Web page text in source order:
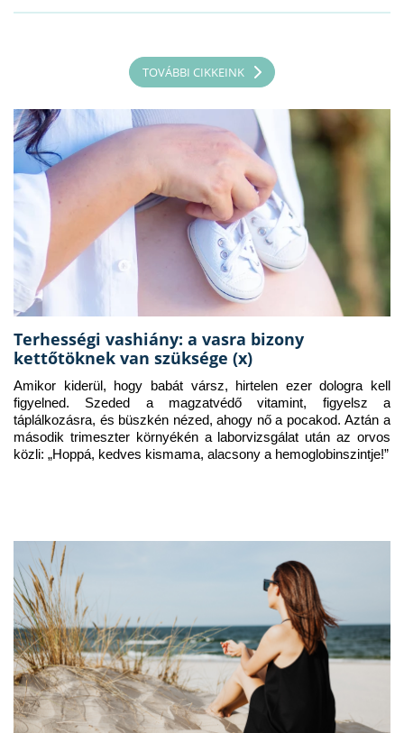
TOVÁBBI CIKKEINK
Terhességi vashiány: a vasra bizony
kettőtöknek van szüksége (x)
Amikor kiderül, hogy babát vársz, hirtelen ezer dologra kell
figyelned. Szeded a magzatvédő vitamint, figyelsz a
táplálkozásra, és büszkén nézed, ahogy nő a pocakod. Aztán a
második trimeszter környékén a laborvizsgálat után az orvos
közli: „Hoppá, kedves kismama, alacsony a hemoglobinszintje!”